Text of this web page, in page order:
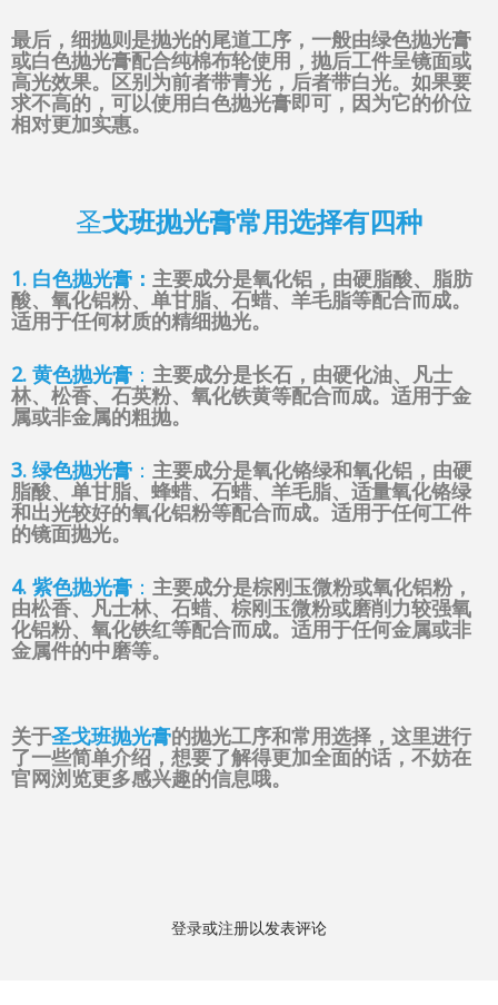
最后，细抛则是抛光的尾道工序，一般由绿色抛光膏
或白色抛光膏配合纯棉布轮使用，抛后工件呈镜面或
高光效果。区别为前者带青光，后者带白光。如果要
求不高的，可以使用白色抛光膏即可，因为它的价位
相对更加实惠。
圣戈班抛光膏常用选择有四种
1. 白色抛光膏： 主要成分是氧化铝，由硬脂酸、脂肪
酸、氧化铝粉、单甘脂、石蜡、羊毛脂等配合而成。
适用于任何材质的精细抛光。
2. 黄色抛光膏 ： 主要成分是长石，由硬化油、凡士
林、松香、石英粉、氧化铁黄等配合而成。适用于金
属或非金属的粗抛。
3. 绿色抛光膏 ： 主要成分是氧化铬绿和氧化铝，由硬
脂酸、单甘脂、蜂蜡、石蜡、羊毛脂、适量氧化铬绿
和出光较好的氧化铝粉等配合而成。适用于任何工件
的镜面抛光。
4. 紫色抛光膏 ： 主要成分是棕刚玉微粉或氧化铝粉，
由松香、凡士林、石蜡、棕刚玉微粉或磨削力较强氧
化铝粉、氧化铁红等配合而成。适用于任何金属或非
金属件的中磨等。
关于圣戈班抛光膏的抛光工序和常用选择，这里进行
了一些简单介绍，想要了解得更加全面的话，不妨在
官网浏览更多感兴趣的信息哦。
登录或注册以发表评论